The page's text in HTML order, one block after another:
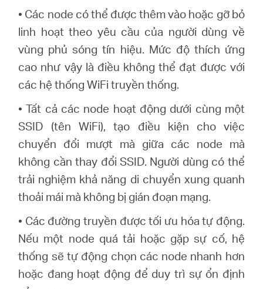
• Các node có thể được thêm vào hoặc gỡ bỏ
linh hoạt theo yêu cầu của người dùng về
vùng phủ sóng tín hiệu. Mức độ thích ứng
cao như vậy là điều không thể đạt được với
các hệ thống WiFi truyền thống.
•Tất cả các node hoạt động dưới cùng một
SSID (tên WiFi), tạo điều kiện cho việc
chuyển đổi mượt mà giữa các node mà
không cần thay đổi SSID. Người dùng có thể
trải nghiệm khả năng di chuyển xung quanh
thoải mái mà không bị gián đoạn mạng.
• Các đường truyền được tối ưu hóa tự động.
Nếu một node quá tải hoặc gặp sự cố, hệ
thống sẽ tự động chọn các node nhanh hơn
hoặc đang hoạt động để duy trì sự ổn định